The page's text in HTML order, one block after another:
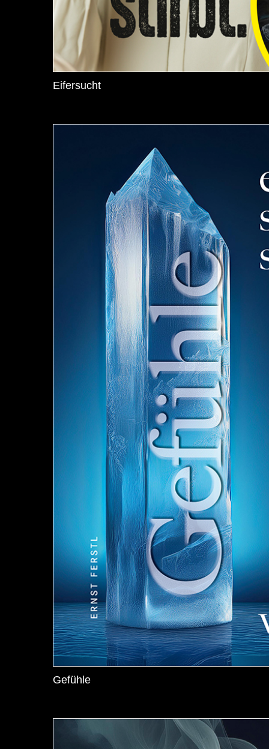
Eifersucht
Gefühle